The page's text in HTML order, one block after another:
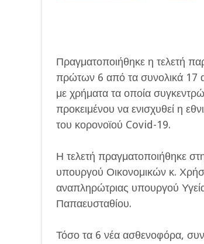
Πραγματοποιήθηκε η τελετή
πρώτων 6 από τα συνολικά 17
με χρήματα τα οποία
προκειμένου να ενισχυθεί η
του κορονοϊού Covid-19.
Η τελετή πραγματοποιήθηκε
υπουργού Οικονομικών κ.
αναπληρώτριας υπουργού
Παπαευσταθίου.
Τόσο τα 6 νέα ασθενοφόρα,